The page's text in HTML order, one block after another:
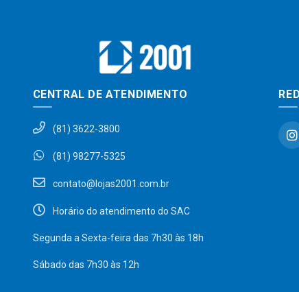
CENTRAL DE ATENDIMENTO
(81) 3622-3800
(81) 98277-5325
contato@lojas2001.com.br
Horário do atendimento do SAC
Segunda a Sexta-feira das 7h30 às 18h
Sábado das 7h30 às 12h